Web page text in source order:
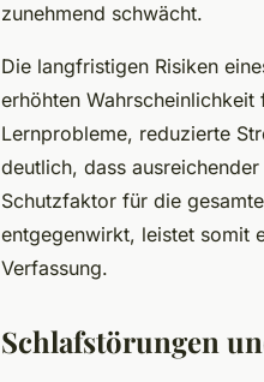
zunehmend schwächt.
Die langfristigen Risiken
erhöhten
Lernprobleme, reduzierte
deutlich, dass
Schutzfaktor für die
entgegenwirkt, leistet somit
Verfassung.
Schlafstörungen